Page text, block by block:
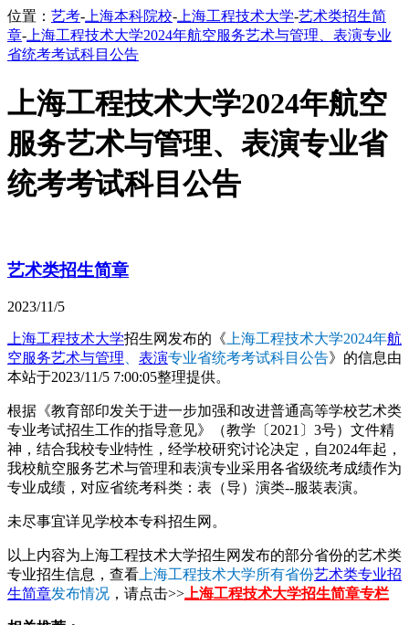
位置： 艺考- 上海本科院校- 上海工程技术大学-艺术类招生简
章- 上海工程技术大学2024年航空服务艺术与管理、表演专业
省统考考试科目公告
上海工程技术大学2024年航空
服务艺术与管理、表演专业省
统考考试科目公告
艺术类招生简章
2023/11/5
上海工程技术大学招生网发布的《 上海工程技术大学2024年航
空服务艺术与管理
表演专业省统考考试科目公告》的信息由
本站于2023/11/5 7:00:05整理提供。
根据《教育部印发关于进一步加强和改进普通高等学校艺术类
专业考试招生工作的指导意见》（教学〔2021〕3号）文件精
神，结合我校专业特性，经学校研究讨论决定，自2024年起，
我校航空服务艺术与管理和表演专业采用各省级统考成绩作为
专业成绩，对应省统考科类：表（导）演类--服装表演。
未尽事宜详见学校本专科招生网。
以上内容为上海工程技术大学招生网发布的部分省份的艺术类
专业招生信息，查看 上海工程技术大学所有省份艺术类专业招
生简章发布情况 ，请点击>> 上海工程技术大学招生简章专栏